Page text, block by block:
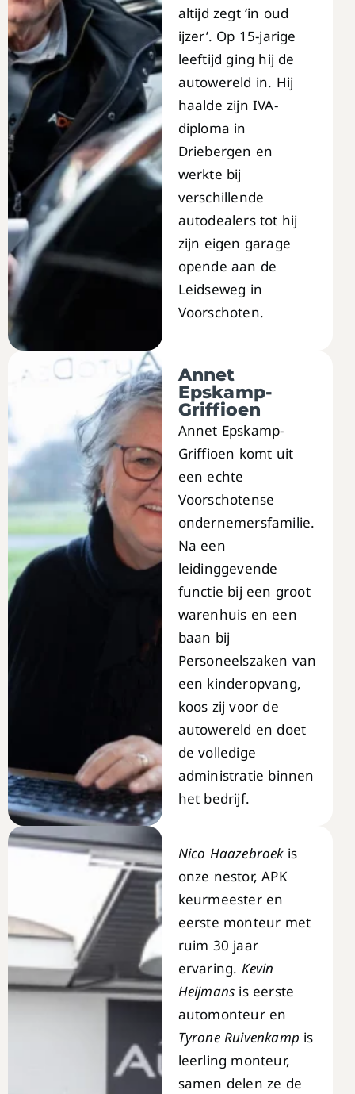
altijd zegt ‘in oud
ijzer’. Op 15-jarige
leeftijd ging hij de
autowereld in. Hij
haalde zijn IVA-
diploma in
Driebergen en
werkte bij
verschillende
autodealers tot hij
zijn eigen garage
opende aan de
Leidseweg in
Voorschoten.
Annet
Epskamp-
Griffioen​
Annet Epskamp-
Griffioen komt uit
een echte
Voorschotense
ondernemersfamilie.
Na een
leidinggevende
functie bij een groot
warenhuis en een
baan bij
Personeelszaken van
een kinderopvang,
koos zij voor de
autowereld en doet
de volledige
administratie binnen
het bedrijf.
Nico Haazebroekis
onze nestor, APK
keurmeester en
eerste monteur met
ruim 30 jaar
ervaring. Kevin
Heijmans is eerste
automonteur en
Tyrone Ruivenkamp is
leerling monteur,
samen delen ze de